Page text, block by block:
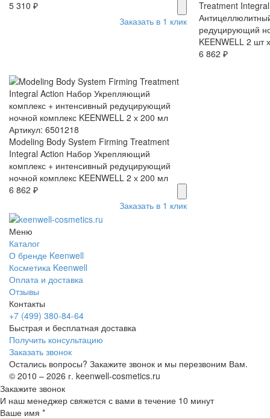
5 310 ₽
Заказать в 1 клик
Treatment
редуцирующий
KEENWELL 2 шт
6 862 ₽
Артикул: 6501218
Modeling Body System Firming Treatment
Integral Action Набор Укрепляющий
комплекс + интенсивный редуцирующий
ночной комплекс KEENWELL 2 х 200 мл
6 862 ₽
Заказать в 1 клик
Меню
Каталог
О бренде Keenwell
Косметика Keenwell
Оплата и доставка
Отзывы
Контакты
+7 (499) 380-84-64
Быстрая и бесплатная доставка
Получить консультацию
Заказать звонок
Остались вопросы? Закажите звонок и мы перезвоним Вам.
© 2010 – 2026 г. keenwell-cosmetics.ru
Закажите звонок
И наш менеджер свяжется с вами в течение 10 минут
Ваше имя *